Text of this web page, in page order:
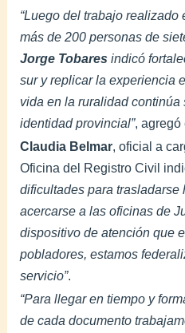
“Luego del trabajo
más de 200 personas de
Jorge Tobares indicó
sur y replicar la experiencia
vida en la ruralidad continúa
identidad provincial”, agregó
Claudia Belmar, oficial a
Oficina del Registro Civil
dificultades para
acercarse a las oficinas de
dispositivo de atención que
pobladores, estamos
servicio”.
“Para llegar en tiempo y
de cada documento